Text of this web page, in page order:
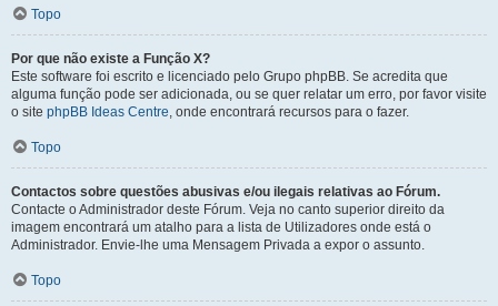
Topo
Por que não existe a Função X?
Este software foi escrito e licenciado pelo Grupo phpBB. Se acredita que
alguma função pode ser adicionada, ou se quer relatar um erro, por favor visite
o site phpBB Ideas Centre, onde encontrará recursos para o fazer.
Topo
Contactos sobre questões abusivas e/ou ilegais relativas ao Fórum.
Contacte o Administrador deste Fórum. Veja no canto superior direito da
imagem encontrará um atalho para a lista de Utilizadores onde está o
Administrador. Envie-lhe uma Mensagem Privada a expor o assunto.
Topo